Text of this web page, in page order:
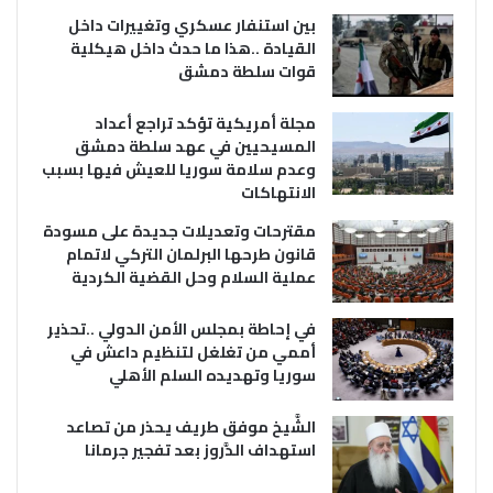
بين استنفار عسكري وتغييرات داخل
القيادة ..هذا ما حدث داخل هيكلية
قوات سلطة دمشق
مجلة أمريكية تؤكد تراجع أعداد
المسيحيين في عهد سلطة دمشق
وعدم سلامة سوريا للعيش فيها بسبب
الانتهاكات
مقترحات وتعديلات جديدة على مسودة
قانون طرحها البرلمان التركي لاتمام
عملية السلام وحل القضية الكردية
في إحاطة بمجلس الأمن الدولي ..تحذير
أممي من تغلغل لتنظيم داعش في
سوريا وتهديده السلم الأهلي
الشَّيخ موفق طريف يحذر من تصاعد
استهداف الدَّروز بعد تفجير جرمانا